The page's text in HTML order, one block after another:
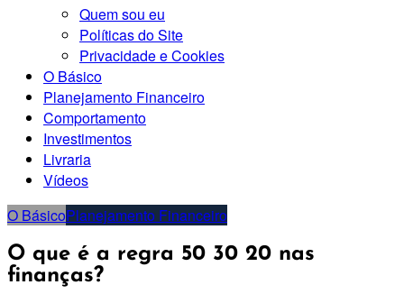
Quem sou eu
Políticas do Site
Privacidade e Cookies
O Básico
Planejamento Financeiro
Comportamento
Investimentos
Livraria
Vídeos
O BásicoPlanejamento Financeiro
O que é a regra 50 30 20 nas
finanças?